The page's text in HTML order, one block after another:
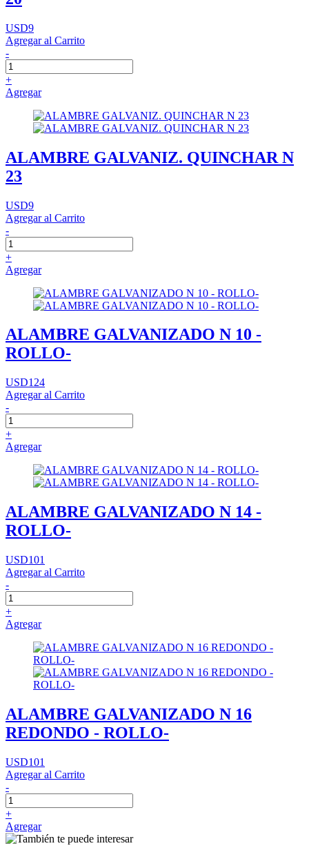
USD9
Agregar al Carrito
-
+
Agregar
ALAMBRE GALVANIZ. QUINCHAR N
23
USD9
Agregar al Carrito
-
+
Agregar
ALAMBRE GALVANIZADO N 10 -
ROLLO-
USD124
Agregar al Carrito
-
+
Agregar
ALAMBRE GALVANIZADO N 14 -
ROLLO-
USD101
Agregar al Carrito
-
+
Agregar
ALAMBRE GALVANIZADO N 16
REDONDO - ROLLO-
USD101
Agregar al Carrito
-
+
Agregar